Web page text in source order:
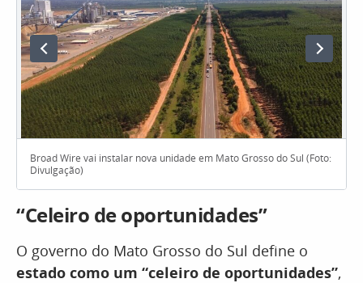
Broad Wire vai instalar nova unidade em Mato Grosso do Sul (Foto:
Divulgação)
“Celeiro de oportunidades”
O governo do Mato Grosso do Sul define o
estado como um “celeiro de oportunidades”,